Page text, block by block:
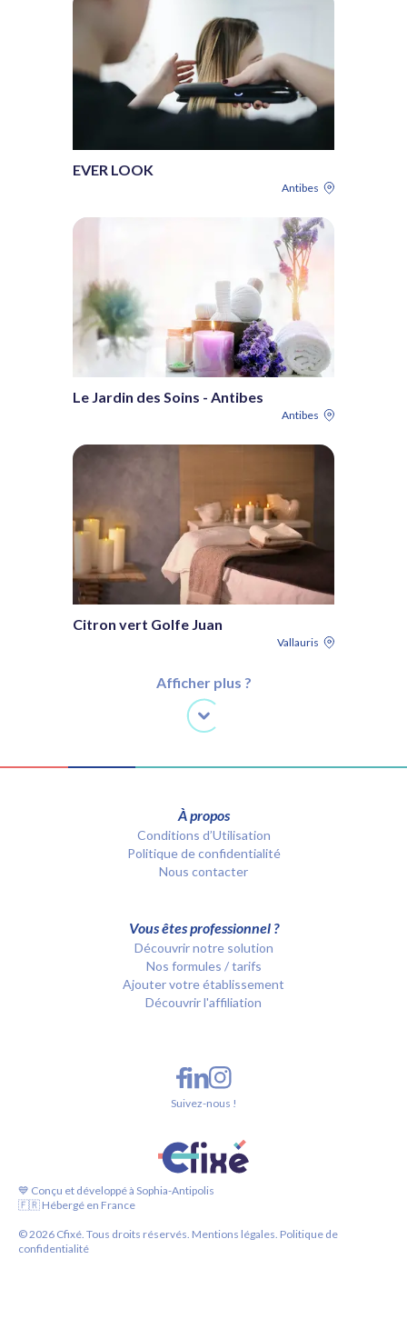
EVER LOOK
Antibes
Le Jardin des Soins - Antibes
Antibes
Citron vert Golfe Juan
Vallauris
Afficher plus ?
À propos
Conditions d’Utilisation
Politique de confidentialité
Nous contacter
Vous êtes professionnel ?
Découvrir notre solution
Nos formules / tarifs
Ajouter votre établissement
Découvrir l'affiliation
💙 Conçu et développé à Sophia-Antipolis
🇫🇷 Hébergé en France
©2026 Cfixé. Tous droits réservés. Mentions légales. Politique de
confidentialité
Suivez-nous !